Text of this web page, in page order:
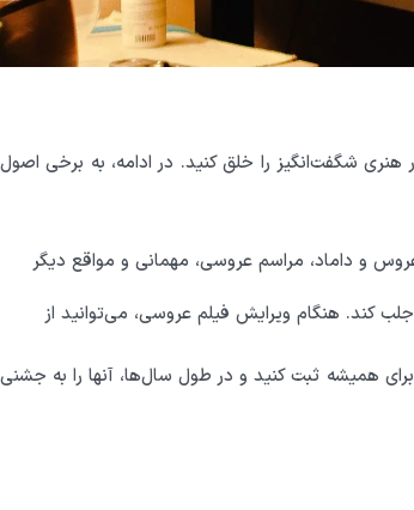
شگفت‌انگیز را خلق کنید. در ادامه، به برخی اصول
و داماد، مراسم عروسی، مهمانی و مواقع دیگر
کند. هنگام ویرایش فیلم عروسی، می‌توانید از
همیشه ثبت کنید و در طول سال‌ها، آنها را به جشنی